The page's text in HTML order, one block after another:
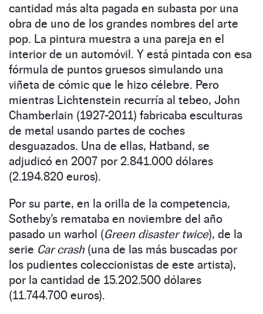
cantidad más alta pagada en subasta por una
obra de uno de los grandes nombres del arte
pop. La pintura muestra a una pareja en el
interior de un automóvil. Y está pintada con esa
fórmula de puntos gruesos simulando una
viñeta de cómic que le hizo célebre. Pero
mientras Lichtenstein recurría al tebeo, John
Chamberlain (1927-2011) fabricaba esculturas
de metal usando partes de coches
desguazados. Una de ellas, Hatband, se
adjudicó en 2007 por 2.841.000 dólares
(2.194.820 euros).
Por su parte, en la orilla de la competencia,
Sotheby’s remataba en noviembre del año
pasado un warhol (Green disaster twice), de la
serie Car crash(una de las más buscadas por
los pudientes coleccionistas de este artista),
por la cantidad de 15.202.500 dólares
(11.744.700 euros).